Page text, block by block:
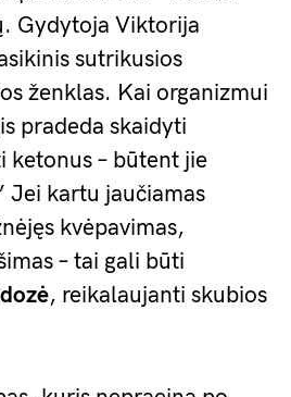
Gydytoja Viktorija
sutrikusios
ženklas. Kai organizmui
pradeda skaidyti
ketonus – būtent jie
Jei kartu jaučiamas
kvėpavimas,
– tai gali būti
, reikalaujanti skubios